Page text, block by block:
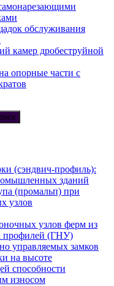
обслуживания
камер дробеструйной
опорные части с
(сэндвич-профиль):
зданий
(промальп) при
узлов
узлов ферм из
профилей (ГНУ)
управляемых замков
на высоте
способности
износом